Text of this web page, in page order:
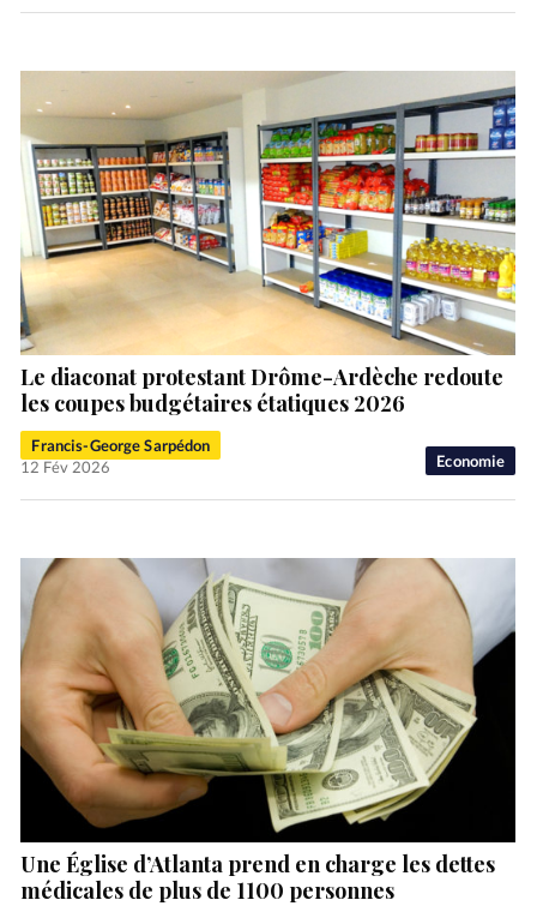
Economie
Le diaconat protestant Drôme-Ardèche redoute
les coupes budgétaires étatiques 2026
Francis-George Sarpédon
12 Fév 2026
Une Église d’Atlanta prend en charge les dettes
médicales de plus de 1100 personnes